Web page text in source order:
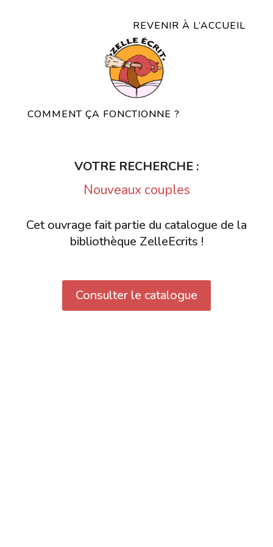
REVENIR À L’ACCUEIL
COMMENT ÇA FONCTIONNE ?
VOTRE RECHERCHE :
Nouveaux couples
Cet ouvrage fait partie du catalogue de la
bibliothèque ZelleEcrits !
Consulter le catalogue